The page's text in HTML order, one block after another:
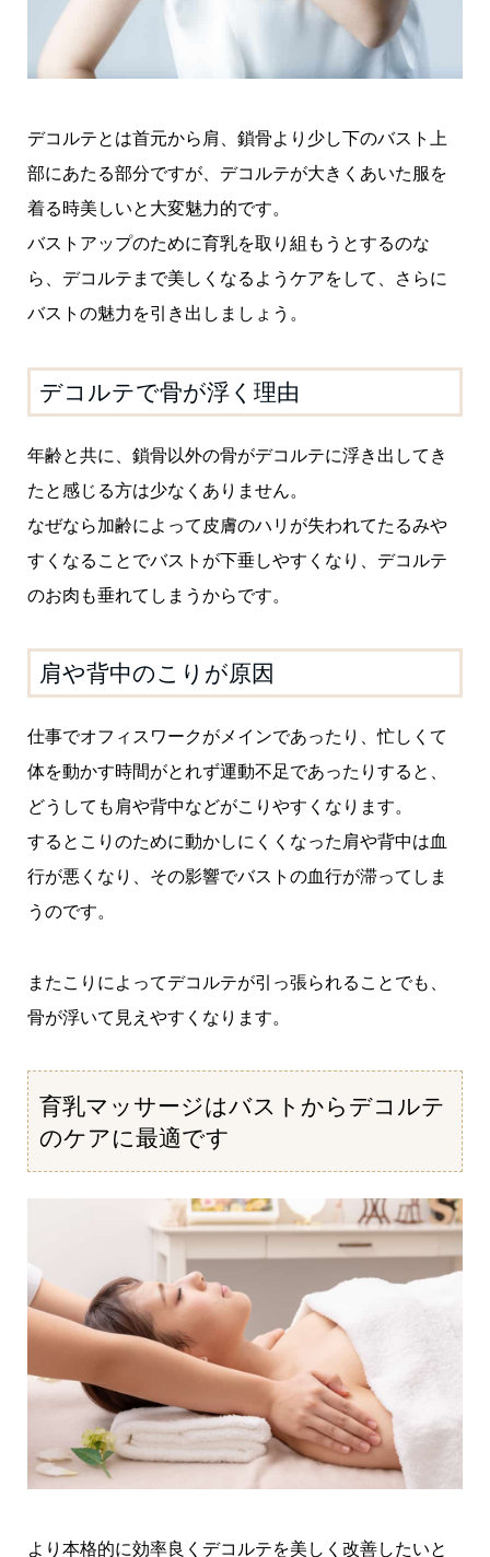
デコルテとは首元から肩、鎖骨より少し下のバスト上
部にあたる部分ですが、デコルテが大きくあいた服を
着る時美しいと大変魅力的です。
バストアップのために育乳を取り組もうとするのな
ら、デコルテまで美しくなるようケアをして、さらに
バストの魅力を引き出しましょう。
デコルテで骨が浮く理由
年齢と共に、鎖骨以外の骨がデコルテに浮き出してき
たと感じる方は少なくありません。
なぜなら加齢によって皮膚のハリが失われてたるみや
すくなることでバストが下垂しやすくなり、デコルテ
のお肉も垂れてしまうからです。
肩や背中のこりが原因
仕事でオフィスワークがメインであったり、忙しくて
体を動かす時間がとれず運動不足であったりすると、
どうしても肩や背中などがこりやすくなります。
するとこりのために動かしにくくなった肩や背中は血
行が悪くなり、その影響でバストの血行が滞ってしま
うのです。
またこりによってデコルテが引っ張られることでも、
骨が浮いて見えやすくなります。
育乳マッサージはバストからデコルテ
のケアに最適です
より本格的に効率良くデコルテを美しく改善したいと